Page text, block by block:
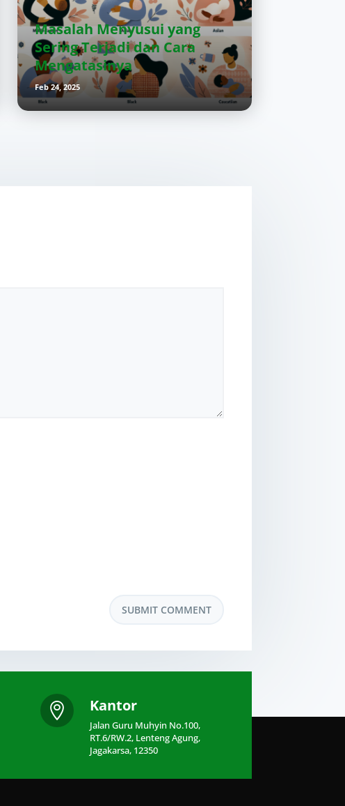
Masalah Menyusui yang
Sering Terjadi dan Cara
Mengatasinya
Feb 24, 2025
 Kantor
Jalan Guru Muhyin No.100,
RT.6/RW.2, Lenteng Agung,
Jagakarsa, 12350